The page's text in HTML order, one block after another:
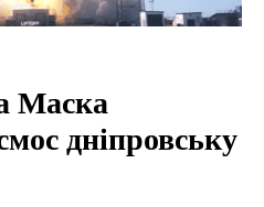
Маска
дніпровську